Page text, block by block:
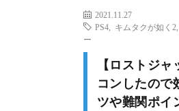
2021.11.27
PS4
キムタクが如く2
ー
【ロストジ
コンしたので
ツや難関ポイ